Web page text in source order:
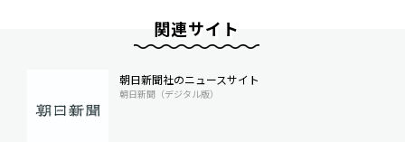
関連サイト
朝日新聞社のニュースサイト
朝日新聞（デジタル版）